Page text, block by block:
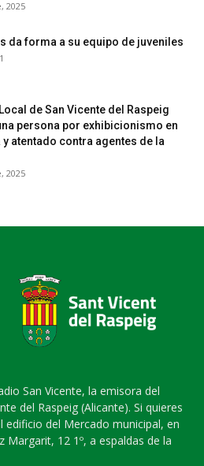
2025
da forma a su equipo de juveniles
de San Vicente del Raspeig
persona por exhibicionismo en
atentado contra agentes de la
2025
San Vicente, la emisora del
del Raspeig (Alicante). Si quieres
del Mercado municipal, en
Margarit, 12 1º, a espaldas de la